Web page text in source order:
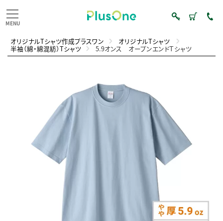
オリジナルTシャツ作成プラスワン オリジナルTシャツ
半袖（綿・綿混紡）Tシャツ 5.9オンス オープンエンドＴシャツ